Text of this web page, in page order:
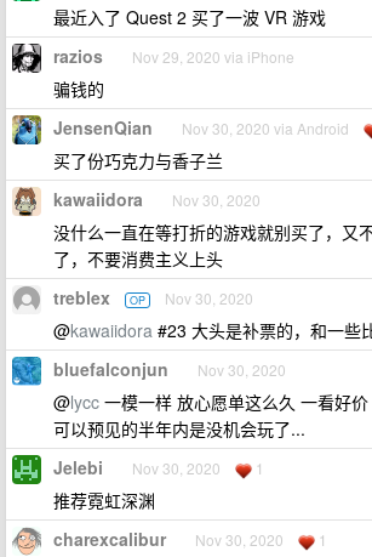
最近入了 Quest 2 买了一波 VR 游戏
razios Nov 29, 2020 via iPhone
骗钱的
JensenQian Nov 30, 2020 via Android
买了份巧克力与香子兰
kawaiidora Nov 30, 2020
没什么一直在等打折的游戏就别买了，又
了，不要消费主义上头
treblex OP Nov 30, 2020
@kawaiidora #23 大头是补票的，和一些
bluefalconjun Nov 30, 2020
@lycc 一模一样 放心愿单这么久 一看好
可以预见的半年内是没机会玩了...
Jelebi Nov 30, 2020 1
推荐霓虹深渊
charexcalibur Nov 30, 2020 1